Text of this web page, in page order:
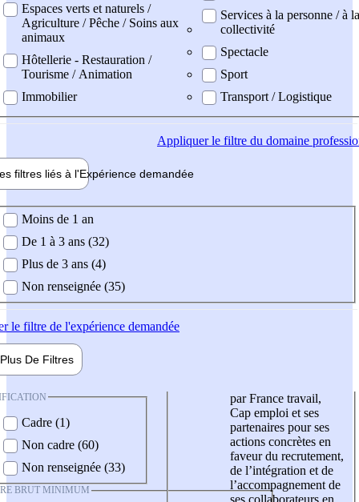
Espaces verts et naturels /
Agriculture / Pêche / Soins aux
animaux
Hôtellerie - Restauration /
Tourisme / Animation
Immobilier
Services à la personne / à la
collectivité
Spectacle
Sport
Transport / Logistique
Appliquerle filtre du domaine
filtres liés à l'Expérience demandée
demandée
Moins de 1 an
De 1 à 3 ans (32)
Plus de 3 ans (4)
Non renseignée (35)
le filtre de l'expérience demandée
Plus De Filtres
Cadre (1)
Non cadre (60)
Non renseignée (33)
BRUT MINIMUM
par France travail,
Cap emploi et ses
partenaires pour ses
actions concrètes en
faveur du recrutement,
de l’intégration et de
l’accompagnement de
ses collaborateurs en